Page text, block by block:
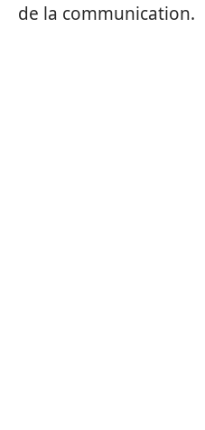
de la communication.